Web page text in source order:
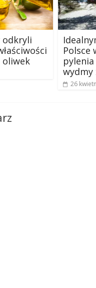
odkryli
oliwek
Polsce
wydmy
26